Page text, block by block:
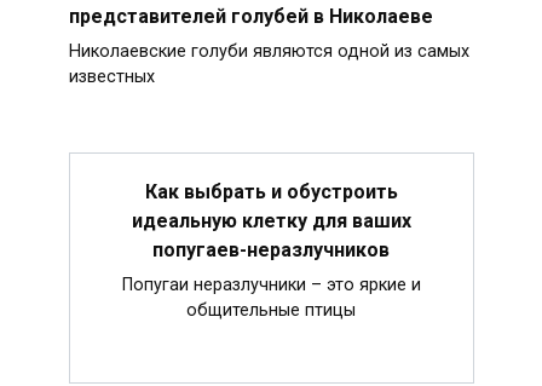
представителей голубей в Николаеве
Николаевские голуби являются одной из самых
известных
Как выбрать и обустроить
идеальную клетку для ваших
попугаев-неразлучников
Попугаи неразлучники – это яркие и
общительные птицы